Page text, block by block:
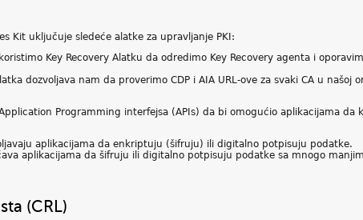
Kit uključuje sledeće alatke za upravljanje PKI:
Key Recovery Alatku da odredimo Key Recovery agenta i
dozvoljava nam da proverimo CDP i AIA URL-ove za svaki CA u našoj
Programming interfejsa (APIs) da bi omogućio aplikacijama da
aplikacijama da enkriptuju (šifruju) ili digitalno potpisuju podatke.
aplikacijama da šifruju ili digitalno potpisuju podatke sa mnogo
(CRL)